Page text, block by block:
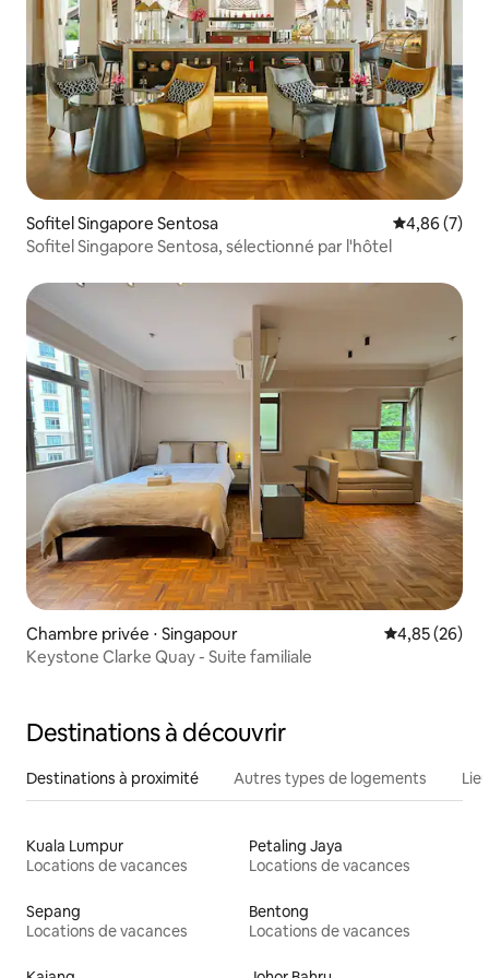
Sofitel Singapore Sentosa Évaluation
4,86 (7)
Sofitel Singapore Sentosa, sélectionné par l'hôtel
Chambre privée ⋅ Singapour Évaluation
4,85 (26)
Keystone Clarke Quay - Suite familiale
Destinations à découvrir
Destinations à proximité Autres types de logements
Kuala Lumpur
Locations de vacances
Petaling Jaya
Locations de vacances
Sepang
Locations de vacances
Bentong
Locations de vacances